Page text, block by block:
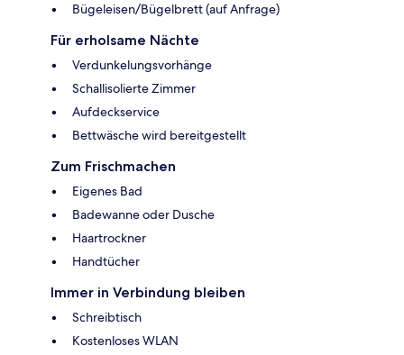
Bügeleisen/Bügelbrett (auf Anfrage)
Für erholsame Nächte
Verdunkelungsvorhänge
Schallisolierte Zimmer
Aufdeckservice
Bettwäsche wird bereitgestellt
Zum Frischmachen
Eigenes Bad
Badewanne oder Dusche
Haartrockner
Handtücher
Immer in Verbindung bleiben
Schreibtisch
Kostenloses WLAN